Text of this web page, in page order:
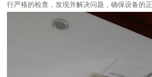
行严格的检查，发现并解决问题，确保设备的正